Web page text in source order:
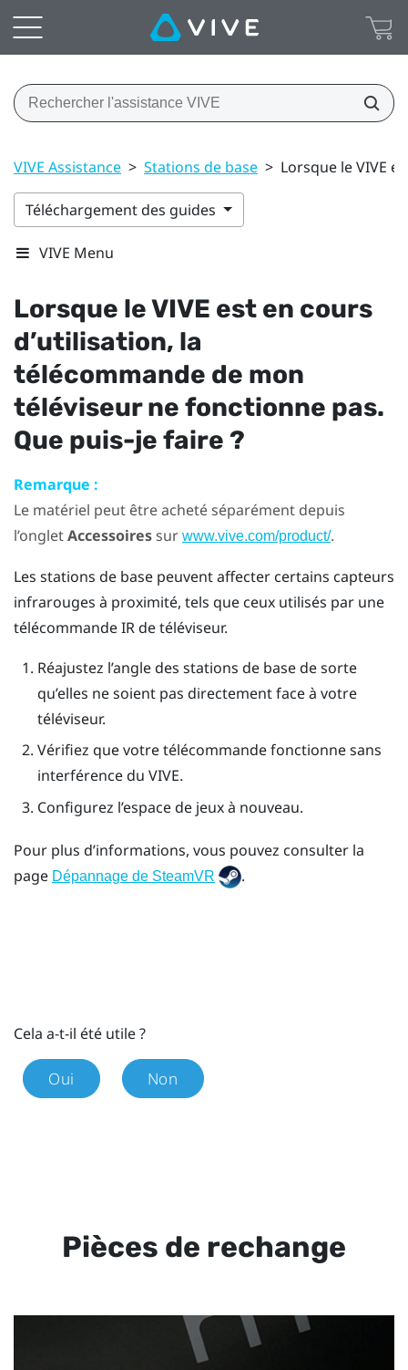
VIVE Assistance > Stations de base > Lorsque le VIVE
Téléchargement des guides
VIVE Menu
Lorsque leVIVE est en cours
d’utilisation, la
télécommande de mon
téléviseur ne fonctionne pas.
Que puis-je faire ?
Remarque :
Le matériel peut être acheté séparément depuis
l’ongletAccessoiressur www.vive.com/product/.
Les stations de base peuvent affecter certains capteurs
infrarouges à proximité, tels que ceux utilisés par une
télécommande IR de téléviseur.
Réajustez l’angle des stations de base de sorte
qu’elles ne soient pas directement face à votre
téléviseur.
Vérifiez que votre télécommande fonctionne sans
interférence du VIVE.
Configurez l’espace de jeux à nouveau.
Pour plus d’informations, vous pouvez consulter la
page Dépannage de SteamVR .
Cela a-t-il été utile ?
Oui Non
Pièces de rechange